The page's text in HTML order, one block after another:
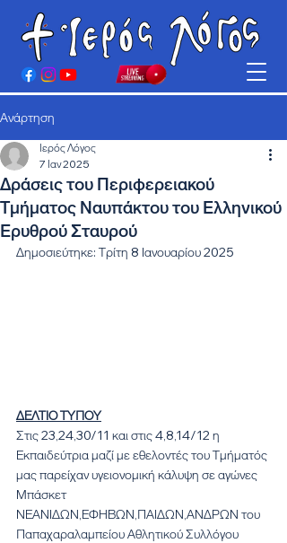
Ανάρτηση
Δράσεις του Περιφερειακού
Τμήματος Ναυπάκτου του Ελληνικού
Ερυθρού Σταυρού
Ιερός Λόγος
7 Ιαν 2025
Δημοσιεύτηκε: Τρίτη 8 Ιανουαρίου 2025
ΔΕΛΤΙΟ ΤΥΠΟΥ
Στις 23,24,30/11 και στις 4,8,14/12 η
Εκπαιδεύτρια μαζί με εθελοντές του Τμήματός
μας παρείχαν υγειονομική κάλυψη σε αγώνες
Μπάσκετ
ΝΕΑΝΙΔΩΝ,ΕΦΗΒΩΝ,ΠΑΙΔΩΝ,ΑΝΔΡΩΝ του
Παπαχαραλαμπείου Αθλητικού Συλλόγου